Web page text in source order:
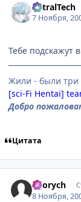
AstralTech
7 Ноября,
Тебе подскажут
Жили - были три
[sci-Fi Hentai]
Добро
Цитата
Egorych
8 Ноября,